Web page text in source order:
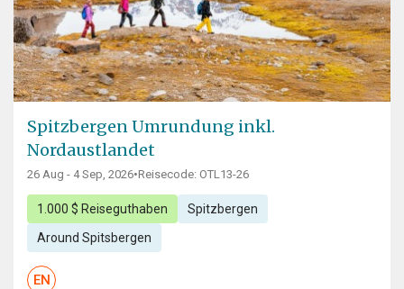
Spitzbergen Umrundung inkl.
Nordaustlandet
26 Aug - 4 Sep, 2026•Reisecode: OTL13-26
1.000 $ Reiseguthaben Spitzbergen
Around Spitsbergen
EN